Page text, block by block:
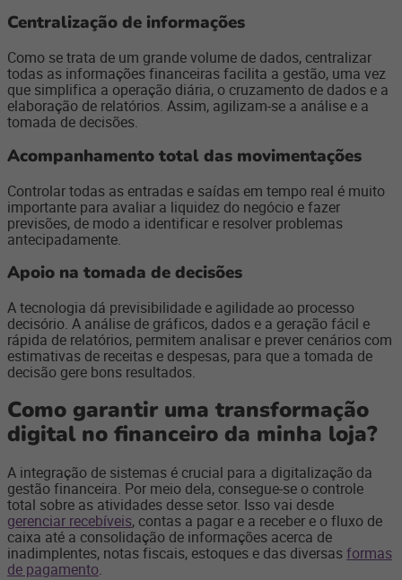
Centralização de informações
Como se trata de um grande volume de dados, centralizar
todas as informações financeiras facilita a gestão, uma vez
que simplifica a operação diária, o cruzamento de dados e a
elaboração de relatórios. Assim, agilizam-se a análise e a
tomada de decisões.
Acompanhamento total das movimentações
Controlar todas as entradas e saídas em tempo real é muito
importante para avaliar a liquidez do negócio e fazer
previsões, de modo a identificar e resolver problemas
antecipadamente.
Apoio na tomada de decisões
A tecnologia dá previsibilidade e agilidade ao processo
decisório. A análise de gráficos, dados e a geração fácil e
rápida de relatórios, permitem analisar e prever cenários com
estimativas de receitas e despesas, para que a tomada de
decisão gere bons resultados.
Como garantir uma transformação
digital no financeiro da minha loja?
A integração de sistemas é crucial para a digitalização da
gestão financeira. Por meio dela, consegue-se o controle
total sobre as atividades desse setor. Isso vai desde
gerenciar recebíveis, contas a pagar e a receber e o fluxo de
caixa até a consolidação de informações acerca de
inadimplentes, notas fiscais, estoques e das diversasformas
de pagamento.